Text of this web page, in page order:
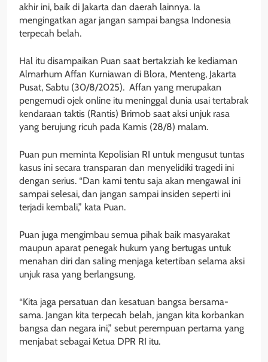
akhir ini, baik di Jakarta dan daerah lainnya. Ia
mengingatkan agar jangan sampai bangsa Indonesia
terpecah belah.
Hal itu disampaikan Puan saat bertakziah ke kediaman
Almarhum Affan Kurniawan di Blora, Menteng, Jakarta
Pusat, Sabtu (30/8/2025). Affan yang merupakan
pengemudi ojek online itu meninggal dunia usai tertabrak
kendaraan taktis (Rantis) Brimob saat aksi unjuk rasa
yang berujung ricuh pada Kamis (28/8) malam.
Puan pun meminta Kepolisian RI untuk mengusut tuntas
kasus ini secara transparan dan menyelidiki tragedi ini
dengan serius. “Dan kami tentu saja akan mengawal ini
sampai selesai, dan jangan sampai insiden seperti ini
terjadi kembali,” kata Puan.
Puan juga mengimbau semua pihak baik masyarakat
maupun aparat penegak hukum yang bertugas untuk
menahan diri dan saling menjaga ketertiban selama aksi
unjuk rasa yang berlangsung.
“Kita jaga persatuan dan kesatuan bangsa bersama-
sama. Jangan kita terpecah belah, jangan kita korbankan
bangsa dan negara ini,” sebut perempuan pertama yang
menjabat sebagai Ketua DPR RI itu.